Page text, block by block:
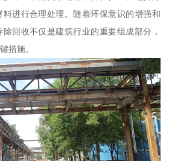
进行合理处理。随着环保意识的增强和
回收不仅是建筑行业的重要组成部分，
措施。